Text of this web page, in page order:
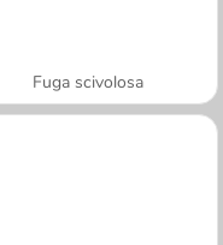
Fuga scivolosa